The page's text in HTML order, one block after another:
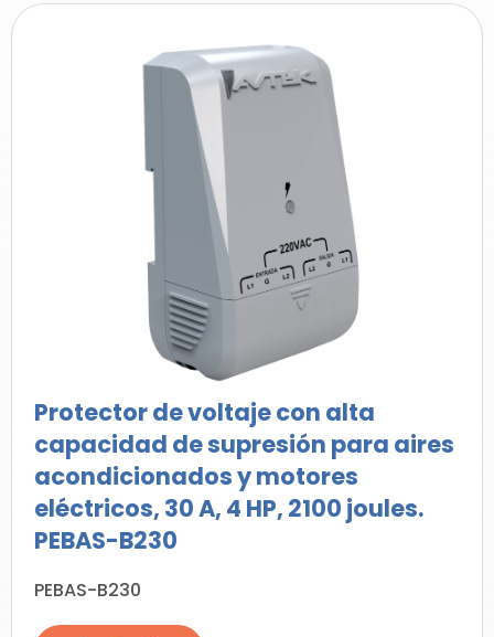
Protector de voltaje con alta
capacidad de supresión para aires
acondicionados y motores
eléctricos, 30 A, 4 HP, 2100 joules.
PEBAS-B230
PEBAS-B230